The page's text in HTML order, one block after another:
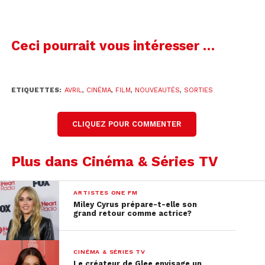
Ceci pourrait vous intéresser …
ETIQUETTES: AVRIL, CINÉMA, FILM, NOUVEAUTÉS, SORTIES
CLIQUEZ POUR COMMENTER
Plus dans Cinéma & Séries TV
ARTISTES ONE FM
Miley Cyrus prépare-t-elle son
grand retour comme actrice?
CINÉMA & SÉRIES TV